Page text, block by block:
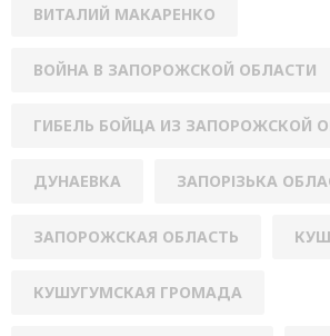
ВИТАЛИЙ МАКАРЕНКО
ВОЙНА В ЗАПОРОЖСКОЙ ОБЛАСТИ
ГИБЕЛЬ БОЙЦА ИЗ ЗАПОРОЖСКОЙ
ДУНАЕВКА ЗАПОРІЗЬКА
ЗАПОРОЖСКАЯ ОБЛАСТЬ
КУШУГУМСКАЯ ГРОМАДА